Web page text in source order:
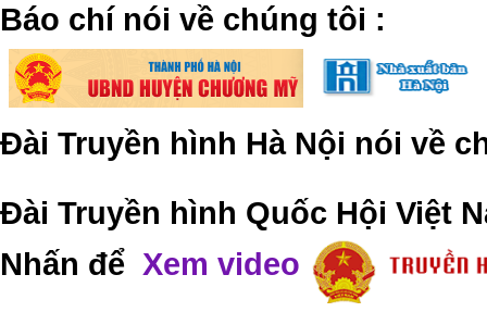
​Báo chí nói về chúng tôi :
Đài Truyền hình Hà Nội nói về
Đài Truyền hình Quốc Hội Việt
Nhấn để Xem video